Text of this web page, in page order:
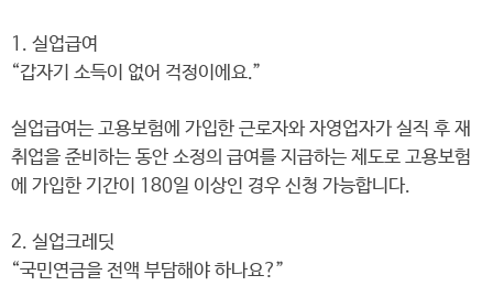
1. 실업급여
“갑자기 소득이 없어 걱정이에요.”
실업급여는 고용보험에 가입한 근로자와 자영업자가 실직 후 재
취업을 준비하는 동안 소정의 급여를 지급하는 제도로 고용보험
에 가입한 기간이 180일 이상인 경우 신청 가능합니다.
2. 실업크레딧
“국민연금을 전액 부담해야 하나요?”